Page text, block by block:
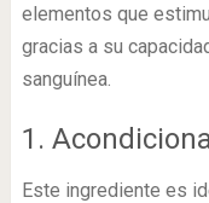
elementos que
gracias a su
sanguínea.
1.
Este ingrediente es